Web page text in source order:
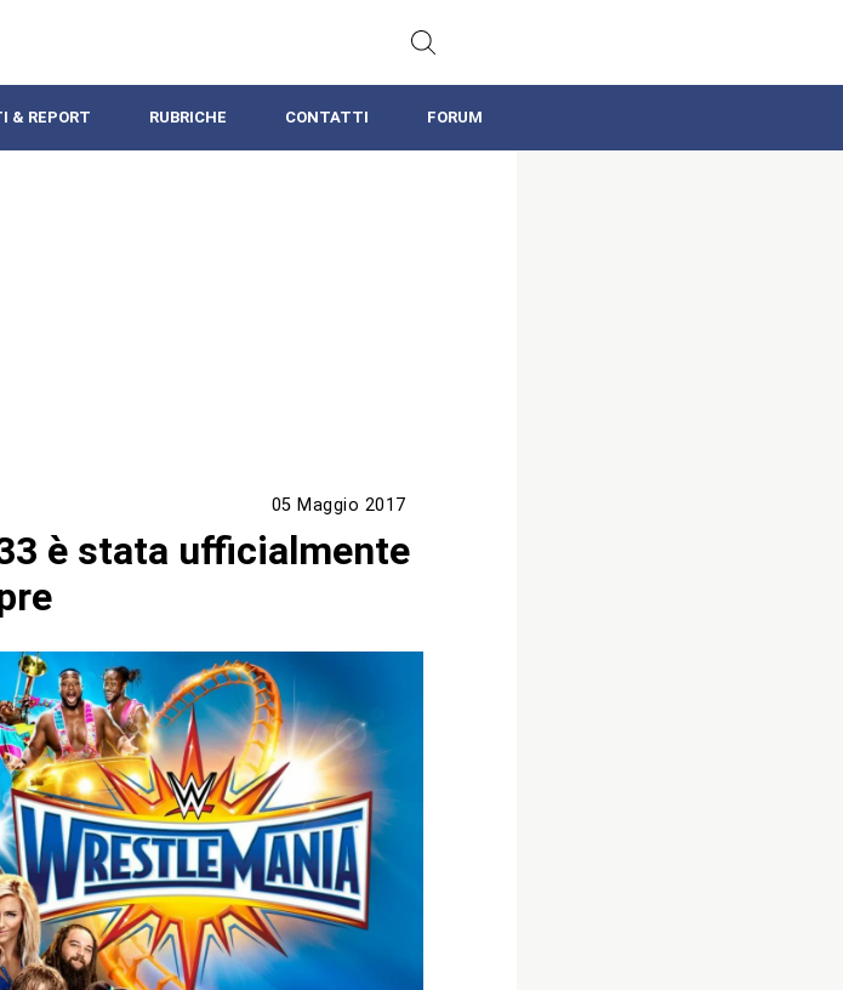
& REPORT RUBRICHE CONTATTI FORUM
05 Maggio 2017
è stata ufficialmente